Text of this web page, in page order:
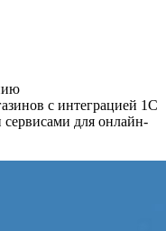
с интеграцией 1С
для онлайн-